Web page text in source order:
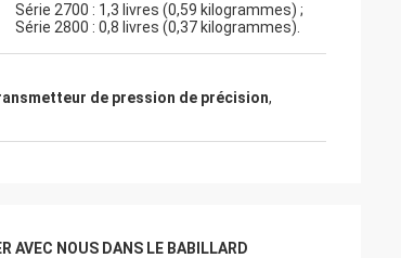
Série 2700 : 1,3 livres (0,59 kilogrammes) ;
Série 2800 : 0,8 livres (0,37 kilogrammes).
de pression de précision,
AVEC NOUS DANS LE BABILLARD